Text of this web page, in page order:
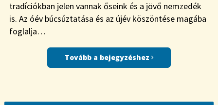
tradíciókban jelen vannak őseink és a jövő nemzedék
is. Az óév búcsúztatása és az újév köszöntése magába
foglalja…
Tovább a bejegyzéshez